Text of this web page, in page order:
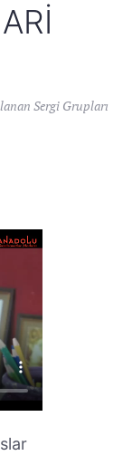
Sergi Grupları